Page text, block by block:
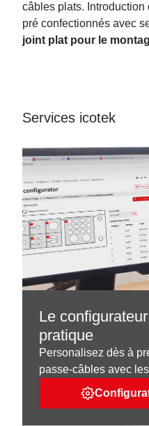
câbles plats.
pré confectionnés avec
joint plat pour le
Services icotek
Le
pratique
Personalisez dès à
passe-câbles avec